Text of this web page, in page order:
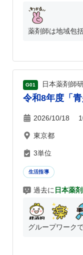
薬剤師は地域包
G01 日本薬剤師
令和8年度「
2026/10/18
東京都
3単位
生活指導
過去に 日本薬
グループワーク